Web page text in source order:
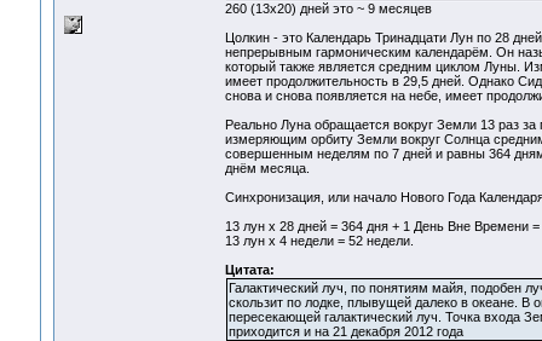
260 (13х20) дней это ~ 9 месяцев
Цолкин - это Календарь Тринадцати Лун по 28
непрерывным гармоническим календарём. Он
который также является средним циклом Луны.
имеет продолжительность в 29,5 дней. Однако
снова и снова появляется на небе, имеет
Реально Луна обращается вокруг Земли 13 раз
измеряющим орбиту Земли вокруг Солнца
совершенным неделям по 7 дней и равны 364
днём месяца.
Синхронизация, или начало Нового Года
13 лун х 28 дней = 364 дня + 1 День Вне Времени =
13 лун х 4 недели = 52 недели.
Цитата:
Галактический луч, по понятиям майя, подобен
скользит по лодке, плывущей далеко в океане.
пересекающей галактический луч. Точка входа
приходится и на 21 декабря 2012 года